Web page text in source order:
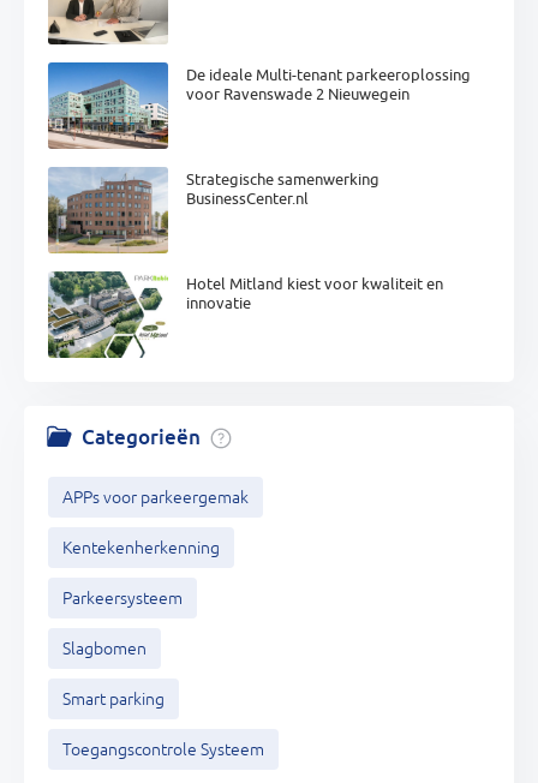
De ideale Multi-tenant parkeeroplossing
voor Ravenswade 2 Nieuwegein
Strategische samenwerking
BusinessCenter.nl
Hotel Mitland kiest voor kwaliteit en
innovatie
Categorieën
APPs voor parkeergemak
Kentekenherkenning
Parkeersysteem
Slagbomen
Smart parking
Toegangscontrole Systeem